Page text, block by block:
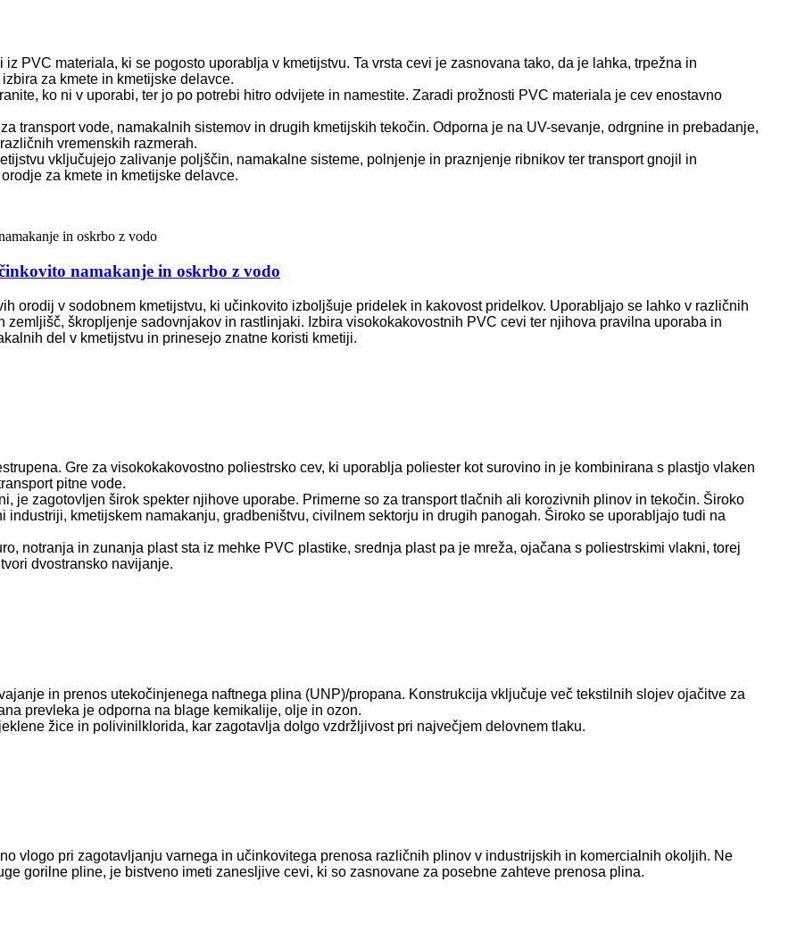
PVC materiala, ki se pogosto uporablja v kmetijstvu. Ta vrsta cevi je zasnovana tako, da je lahka, trpežna in
za kmete in kmetijske delavce.
ko ni v uporabi, ter jo po potrebi hitro odvijete in namestite. Zaradi prožnosti PVC materiala je cev enostavno
transport vode, namakalnih sistemov in drugih kmetijskih tekočin. Odporna je na UV-sevanje, odrgnine in prebadanje,
vremenskih razmerah.
vključujejo zalivanje poljščin, namakalne sisteme, polnjenje in praznjenje ribnikov ter transport gnojil in
za kmete in kmetijske delavce.
namakanje in oskrbo z vodo
orodij v sodobnem kmetijstvu, ki učinkovito izboljšuje pridelek in kakovost pridelkov. Uporabljajo se lahko v različnih
zemljišč, škropljenje sadovnjakov in rastlinjaki. Izbira visokokakovostnih PVC cevi ter njihova pravilna uporaba in
del v kmetijstvu in prinesejo znatne koristi kmetiji.
Gre za visokokakovostno poliestrsko cev, ki uporablja poliester kot surovino in je kombinirana s plastjo vlaken
pitne vode.
je zagotovljen širok spekter njihove uporabe. Primerne so za transport tlačnih ali korozivnih plinov in tekočin. Široko
industriji, kmetijskem namakanju, gradbeništvu, civilnem sektorju in drugih panogah. Široko se uporabljajo tudi na
notranja in zunanja plast sta iz mehke PVC plastike, srednja plast pa je mreža, ojačana s poliestrskimi vlakni, torej
dvostransko navijanje.
in prenos utekočinjenega naftnega plina (UNP)/propana. Konstrukcija vključuje več tekstilnih slojev ojačitve za
prevleka je odporna na blage kemikalije, olje in ozon.
žice in polivinilklorida, kar zagotavlja dolgo vzdržljivost pri največjem delovnem tlaku.
vlogo pri zagotavljanju varnega in učinkovitega prenosa različnih plinov v industrijskih in komercialnih okoljih. Ne
gorilne pline, je bistveno imeti zanesljive cevi, ki so zasnovane za posebne zahteve prenosa plina.